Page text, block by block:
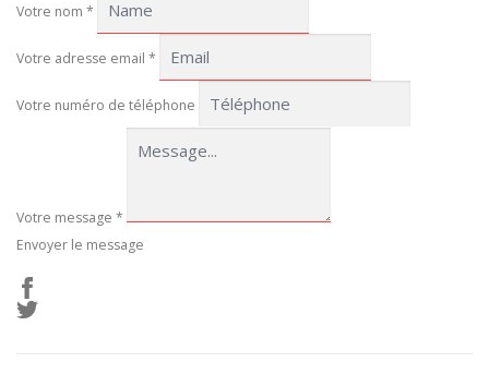
Votre nom *
Votre adresse email *
Votre numéro de téléphone
Votre message *
Envoyer le message